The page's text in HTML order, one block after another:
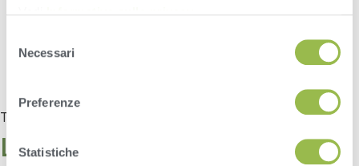
delNecessari
Preferenze
Statistiche
Tagged
Leave a Reply